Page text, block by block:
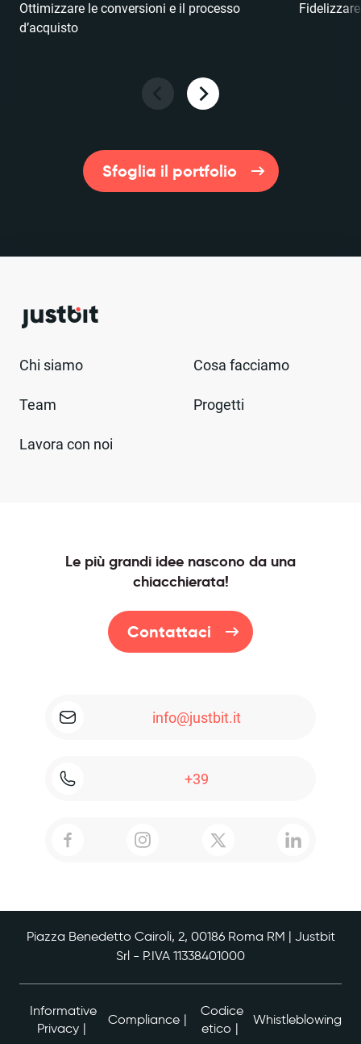
Ottimizzare le conversioni e il processo
d’acquisto
Sfoglia il portfolio
Chi siamo Cosa facciamo
Team Progetti
Lavora con noi
Le più grandi idee nascono da una
chiacchierata!
Contattaci
info@justbit.it
+39
Piazza Benedetto Cairoli, 2, 00186 Roma RM | Justbit
Srl - P.IVA 11338401000
Informative
Privacy
Compliance
Codice
etico
Whistleblowing